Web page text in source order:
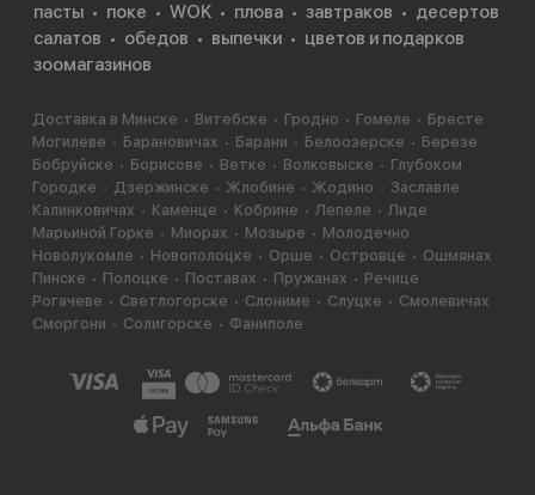
пасты
поке WOK плова завтраков
десертов
салатов
обедов выпечки
цветов и подарков
зоомагазинов
Доставка в Минске Витебске Гродно Гомеле
Бресте
Могилёве
Барановичах Барани Белоозерске
Березе
Бобруйске
Борисове Ветке Волковыске
Глубоком
Городке
Дзержинске Жлобине Жодино
Заславле
Калинковичах
Каменце Кобрине Лепеле
Лиде
Марьиной Горке
Миорах Мозыре
Молодечно
Новолукомле
Новополоцке Орше Островце
Ошмянах
Пинске
Полоцке Поставах Пружанах
Речице
Рогачеве
Светлогорске Слониме Слуцке
Смолевичах
Сморгони
Солигорске Фаниполе